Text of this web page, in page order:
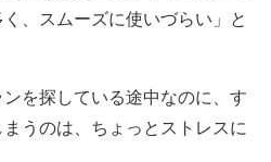
、スムーズに使いづらい」と
を探している途中なのに、す
うのは、ちょっとストレスに